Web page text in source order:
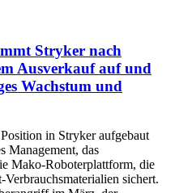
Stryker nach
Ausverkauf auf und
Wachstum und
in Stryker aufgebaut
Management, das
Mako-Roboterplattform, die
sichert.